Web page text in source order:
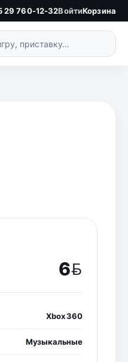
29 760-12-32ВойтиКорзина
6
BYN
Xbox 360
Музыкальные